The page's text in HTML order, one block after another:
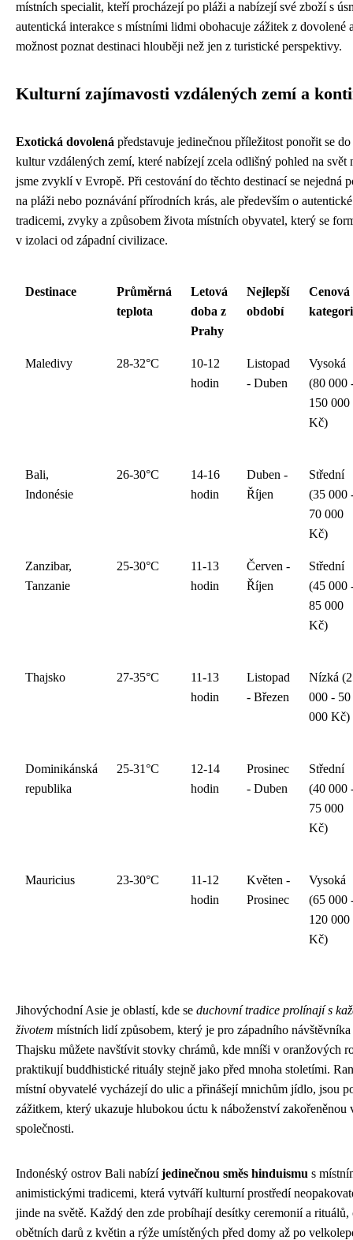
místních specialit, kteří procházejí po pláži a nabízejí své zboží s
autentická interakce s místními lidmi obohacuje zážitek z dovolené
možnost poznat destinaci hlouběji než jen z turistické perspektivy.
Kulturní zajímavosti vzdálených zemí a
Exotická dovolená představuje jedinečnou příležitost ponořit se
kultur vzdálených zemí, které nabízejí zcela odlišný pohled na svět
jsme zvyklí v Evropě. Při cestování do těchto destinací se nejedná
na pláži nebo poznávání přírodních krás, ale především o
tradicemi, zvyky a způsobem života místních obyvatel, který se
v izolaci od západní civilizace.
Destinace
Průměrná
teplota
Letová
doba z
Prahy
Nejlepší
období
Cenová
Maledivy 28-32°C
10-12
hodin
Listopad
- Duben
Vysoká
(80 000
150 000
Kč)
Bali,
Indonésie
26-30°C
14-16
hodin
Duben -
Říjen
Střední
(35 000
70 000
Kč)
Zanzibar,
Tanzanie
25-30°C
11-13
hodin
Červen -
Říjen
Střední
(45 000
85 000
Kč)
Thajsko 27-35°C
11-13
hodin
Listopad
- Březen
Nízká
000 - 50
000 Kč)
Dominikánská
republika
25-31°C
12-14
hodin
Prosinec
- Duben
Střední
(40 000
75 000
Kč)
Mauricius 23-30°C
11-12
hodin
Květen -
Prosinec
Vysoká
(65 000
120 000
Kč)
Jihovýchodní Asie je oblastí, kde se duchovní tradice prolínají s
životem místních lidí způsobem, který je pro západního
Thajsku můžete navštívit stovky chrámů, kde mníši v oranžových
praktikují buddhistické rituály stejně jako před mnoha stoletími.
místní obyvatelé vycházejí do ulic a přinášejí mnichům jídlo, jsou
zážitkem, který ukazuje hlubokou úctu k náboženství zakořeněnou
společnosti.
Indonéský ostrov Bali nabízíjedinečnou směs hinduismu s
animistickými tradicemi, která vytváří kulturní prostředí
jinde na světě. Každý den zde probíhají desítky ceremonií a rituálů,
obětních darů z květin a rýže umístěných před domy až po